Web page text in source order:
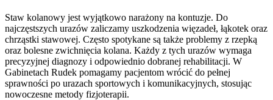
Staw kolanowy jest wyjątkowo narażony na kontuzje. Do
najczęstszych urazów zaliczamy uszkodzenia więzadeł, łąkotek oraz
chrząstki stawowej. Często spotykane są także problemy z rzepką
oraz bolesne zwichnięcia kolana. Każdy z tych urazów wymaga
precyzyjnej diagnozy i odpowiednio dobranej rehabilitacji. W
Gabinetach Rudek pomagamy pacjentom wrócić do pełnej
sprawności po urazach sportowych i komunikacyjnych, stosując
nowoczesne metody fizjoterapii.